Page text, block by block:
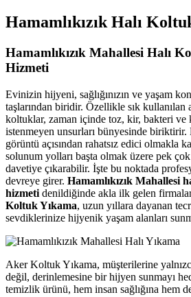
panel
panel
panel
satın al
Panel
Panel
Panel
Panel
Panel
Panel
Panel
Hamamlıkızık Halı
Hamamlıkızık Mahallesi Halı
Hizmeti
Evinizin hijyeni, sağlığınızın ve yaşam
taşlarından biridir. Özellikle sık kullanılan
koltuklar, zaman içinde toz, kir, bakteri ve
istenmeyen unsurları bünyesinde
görüntü açısından rahatsız edici olmakla
solunum yolları başta olmak üzere pek
davetiye çıkarabilir. İşte bu noktada
devreye girer. Hamamlıkızık Mahallesi
hizmeti denildiğinde akla ilk gelen
Koltuk Yıkama, uzun yıllara dayanan
sevdiklerinize hijyenik yaşam alanları
Aker Koltuk Yıkama, müşterilerine
değil, derinlemesine bir hijyen sunmayı
temizlik ürünü, hem insan sağlığına hem